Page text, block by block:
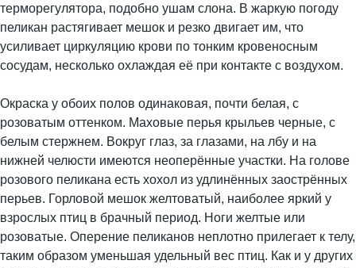
терморегулятора, подобно ушам слона. В жаркую погоду
пеликан растягивает мешок и резко двигает им, что
усиливает циркуляцию крови по тонким кровеносным
сосудам, несколько охлаждая её при контакте с воздухом.
Окраска у обоих полов одинаковая, почти белая, с
розоватым оттенком. Маховые перья крыльев черные, с
белым стержнем. Вокруг глаз, за глазами, на лбу и на
нижней челюсти имеются неоперённые участки. На голове
розового пеликана есть хохол из удлинённых заострённых
перьев. Горловой мешок желтоватый, наиболее яркий у
взрослых птиц в брачный период. Ноги желтые или
розоватые. Оперение пеликанов неплотно прилегает к телу,
таким образом уменьшая удельный вес птиц. Как и у других